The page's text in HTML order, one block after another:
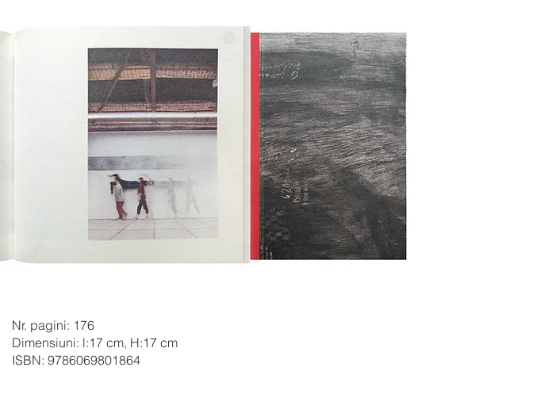
Nr. pagini: 176
Dimensiuni: l:17 cm, H:17 cm
ISBN: 9786069801864